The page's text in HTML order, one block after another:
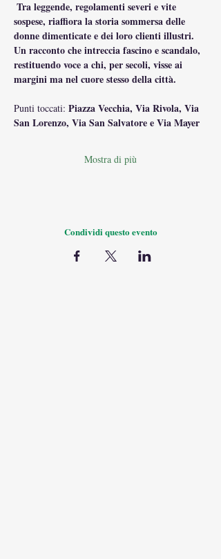
sospese, riaffiora la storia sommersa delle
donne dimenticate e dei loro clienti illustri.
Un racconto che intreccia fascino e scandalo,
restituendo voce a chi, per secoli, visse ai
margini ma nel cuore stesso della città.
Punti toccati: Piazza Vecchia, Via Rivola, Via
San Lorenzo, Via San Salvatore e Via Mayer
Mostra di più
Condividi questo evento